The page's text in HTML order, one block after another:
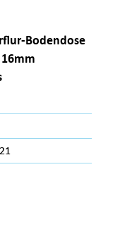
Bodendose